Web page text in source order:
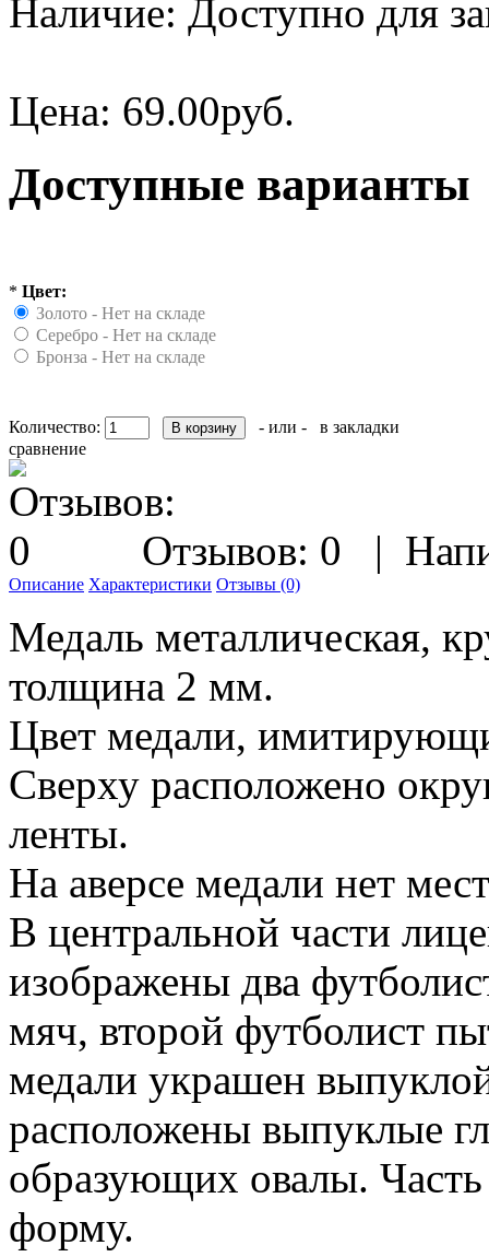
Наличие: Доступно для
Цена: 69.00руб.
Доступные варианты
* Цвет:
Золото - Нет на складе
Серебро - Нет на складе
Бронза - Нет на складе
Количество: - или -
в закладки
сравнение
Отзывов: 0 |
Описание Характеристики Отзывы (0)
Медаль металлическая,
толщина 2 мм.
Цвет медали,
Сверху расположено
ленты.
На аверсе медали нет
В центральной части
изображены два
мяч, второй футболист
медали украшен
расположены выпуклые
образующих овалы.
форму.